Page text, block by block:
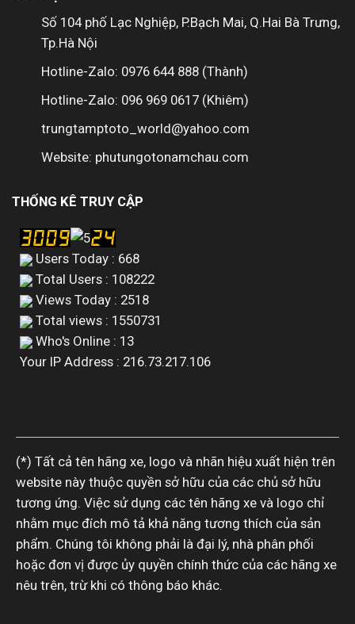
Số 104 phố Lạc Nghiệp, P.Bạch Mai, Q.Hai Bà Trưng,
Tp.Hà Nội
Hotline-Zalo: 0976 644 888 (Thành)
Hotline-Zalo: 096 969 0617 (Khiêm)
trungtamptoto_world@yahoo.com
Website: phutungotonamchau.com
THỐNG KÊ TRUY CẬP
Users Today : 668
Total Users : 108222
Views Today : 2518
Total views : 1550731
Who's Online : 13
Your IP Address : 216.73.217.106
(*) Tất cả tên hãng xe, logo và nhãn hiệu xuất hiện trên
website này thuộc quyền sở hữu của các chủ sở hữu
tương ứng. Việc sử dụng các tên hãng xe và logo chỉ
nhằm mục đích mô tả khả năng tương thích của sản
phẩm. Chúng tôi không phải là đại lý, nhà phân phối
hoặc đơn vị được ủy quyền chính thức của các hãng xe
nêu trên, trừ khi có thông báo khác.